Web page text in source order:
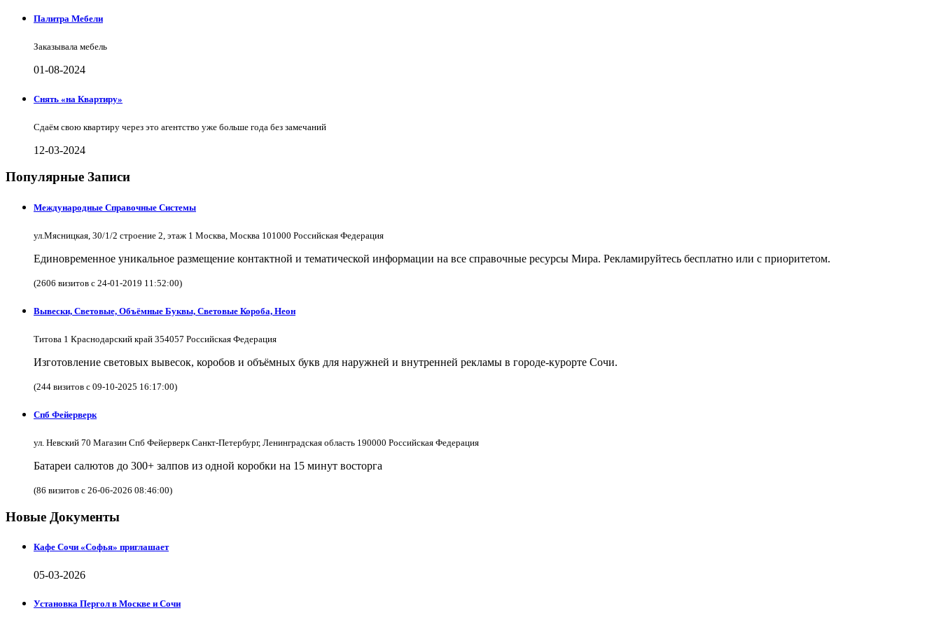
Палитра Мебели
Заказывала мебель
01-08-2024
Снять «на Квартиру»
Сдаём свою квартиру через это агентство уже больше года без замечаний
12-03-2024
Популярные Записи
Международные Справочные Системы
ул.Мясницкая, 30/1/2 строение 2, этаж 1 Москва, Москва 101000 Российская Федерация
Единовременное уникальное размещение контактной и тематической информации на все справочные ресурсы Мира. Рекламируйтесь бесплатно или с приоритетом.
(2606 визитов с 24-01-2019 11:52:00)
Вывески, Световые, Объёмные Буквы, Световые Короба, Неон
Титова 1 Краснодарский край 354057 Российская Федерация
Изготовление световых вывесок, коробов и объёмных букв для наружней и внутренней рекламы в городе-курорте Сочи.
(244 визитов с 09-10-2025 16:17:00)
Спб Фейерверк
ул. Невский 70 Магазин Спб Фейерверк Санкт-Петербург, Ленинградская область 190000 Российская Федерация
Батареи салютов до 300+ залпов из одной коробки на 15 минут восторга
(86 визитов с 26-06-2026 08:46:00)
Новые Документы
Кафе Сочи «Софья» приглашает
05-03-2026
Установка Пергол в Москве и Сочи